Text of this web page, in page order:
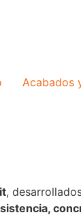
Acabados
,